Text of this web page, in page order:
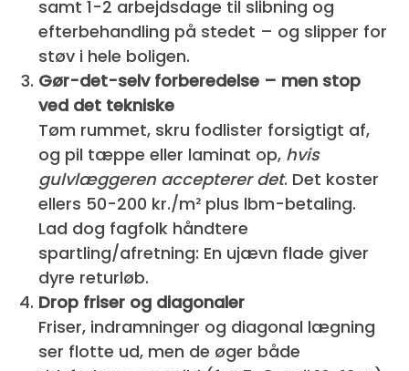
samt 1-2 arbejdsdage til slibning og
efterbehandling på stedet – og slipper for
støv i hele boligen.
Gør-det-selv forberedelse – men stop
ved det tekniske
Tøm rummet, skru fodlister forsigtigt af,
og pil tæppe eller laminat op, hvis
gulvlæggeren accepterer det. Det koster
ellers 50-200 kr./m² plus lbm-betaling.
Lad dog fagfolk håndtere
spartling/afretning: En ujævn flade giver
dyre returløb.
Drop friser og diagonaler
Friser, indramninger og diagonal lægning
ser flotte ud, men de øger både